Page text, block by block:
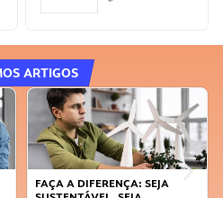
ARTIGOS
FAÇA A DIFERENÇA: SEJA